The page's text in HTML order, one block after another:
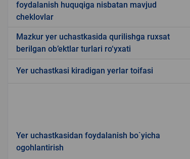
foydalanish huquqiga nisbatan mavjud
cheklovlar
Mazkur yer uchastkasida qurilishga ruxsat
berilgan ob’ektlar turlari ro‘yxati
Yer uchastkasi kiradigan yerlar toifasi
Yer uchastkasidan foydalanish bo`yicha
ogohlantirish